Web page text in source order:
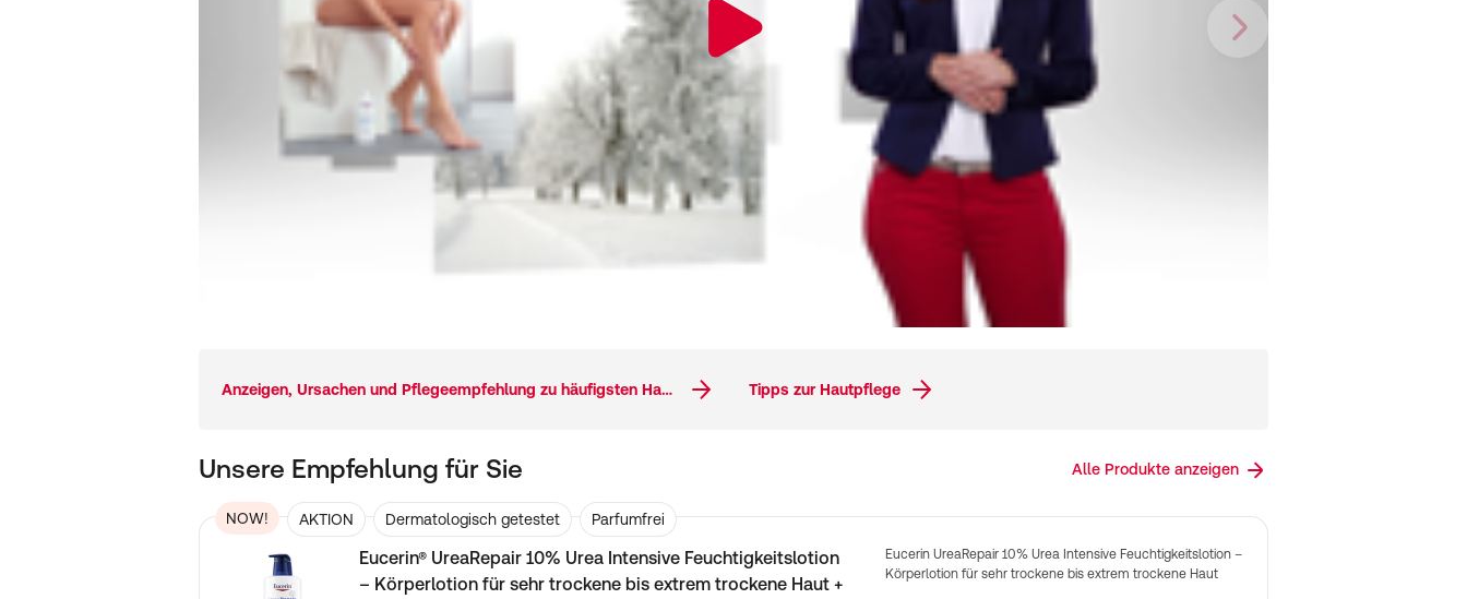
Weiter
Anzeigen, Ursachen und Pflegeempfehlung zu häufigsten Hauterkrankungen Tipps zur Hautpflege
Unsere Empfehlung für Sie Alle Produkte anzeigen
NOW! AKTION Dermatologisch getestet Parfumfrei
Eucerin® UreaRepair 10% Urea Intensive Feuchtigkeitslotion
– Körperlotion für sehr trockene bis extrem trockene Haut +
Eucerin UreaRepair 10% Urea Intensive Feuchtigkeitslotion –
Körperlotion für sehr trockene bis extrem trockene Haut